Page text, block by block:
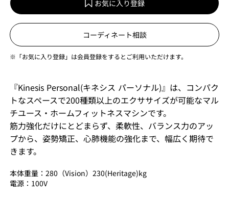
お気に入り登録
コーディネート相談
※「お気に入り登録」は会員登録をするとご利用いただけます。
『Kinesis Personal(キネシス パーソナル)』は、コンパク
トなスペースで200種類以上のエクササイズが可能なマル
チユース・ホームフィットネスマシンです。
筋力強化だけにとどまらず、柔軟性、バランス力のアッ
プから、姿勢矯正、心肺機能の強化まで、幅広く期待で
きます。
本体重量：280（Vision）230(Heritage)kg
電源：100V